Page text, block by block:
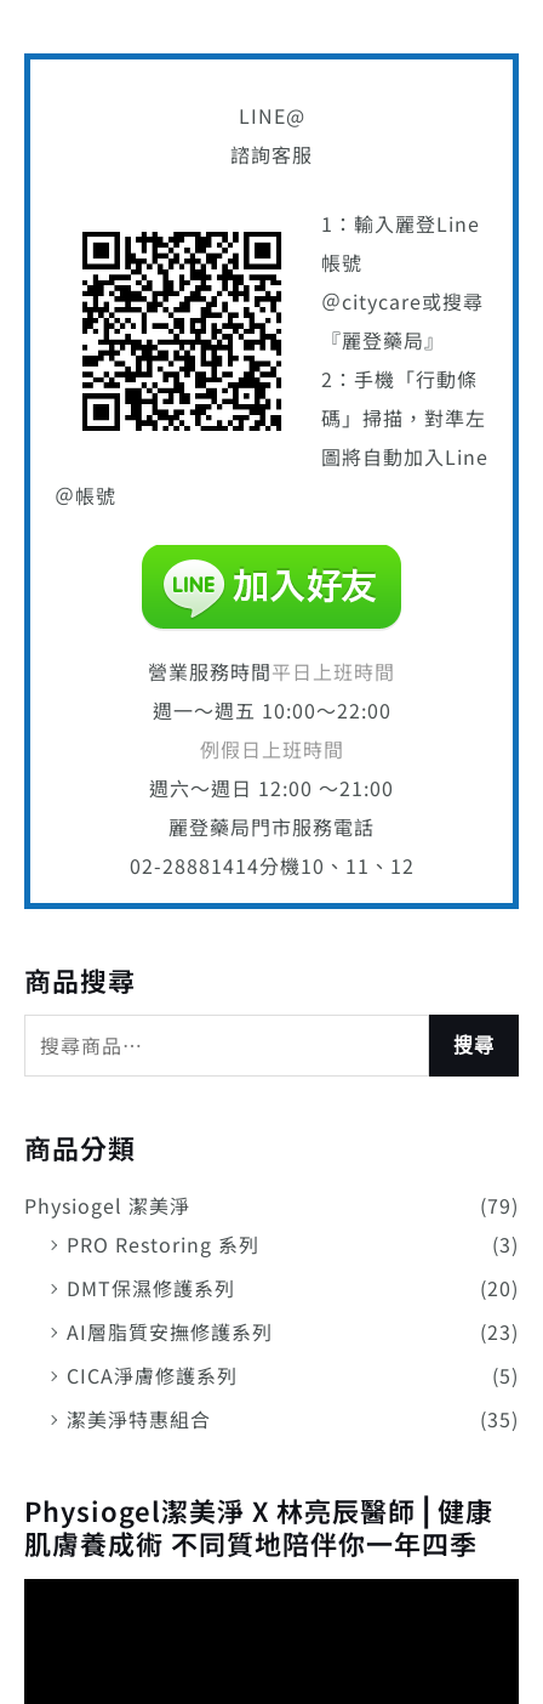
LINE@
諮詢客服
1：輸入麗登Line
帳號
＠citycare或搜尋
『麗登藥局』
2：手機「行動條
碼」掃描，對準左
圖將自動加入Line
＠帳號
營業服務時間平日上班時間
週一～週五 10:00～22:00
例假日上班時間
週六～週日 12:00 ～21:00
麗登藥局門市服務電話
02-28881414分機10、11、12
商品搜尋
搜尋
商品分類
Physiogel 潔美淨
(79)
PRO Restoring 系列
(3)
DMT保濕修護系列
(20)
AI層脂質安撫修護系列
(23)
CICA淨膚修護系列
(5)
潔美淨特惠組合
(35)
Physiogel潔美淨 X 林亮辰醫師⎪健康
肌膚養成術 不同質地陪伴你一年四季